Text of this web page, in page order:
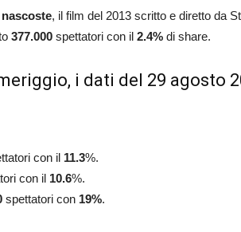
, il film del 2013 scritto e diretto da
377.000 spettatori con il 2.4% di share.
i dati del 29 agosto
con il 11.3%.
con il 10.6%.
spettatori con 19%.